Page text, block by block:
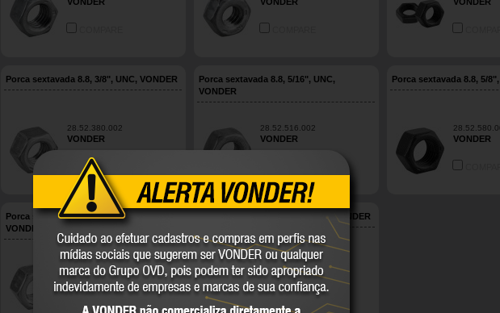
Porca sextavada 8.8, 3/8", UNC, VONDER
28.52.380.002
VONDER
COMPARE
Porca sextavada 8.8, 5/16", UNC,
VONDER
28.52.516.002
VONDER
Porca sextavada 8.8, 5/
VONDER
Porca sextavada 8.8, 7/16", UNC,
VONDER
28.52.716.002
VONDER
COMPARE
Porca sextavada 8.8, 7/8", UNC, VONDER
28.52.780.002
VONDER
COMPARE